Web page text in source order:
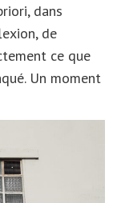
dans
de
ce que
Un moment